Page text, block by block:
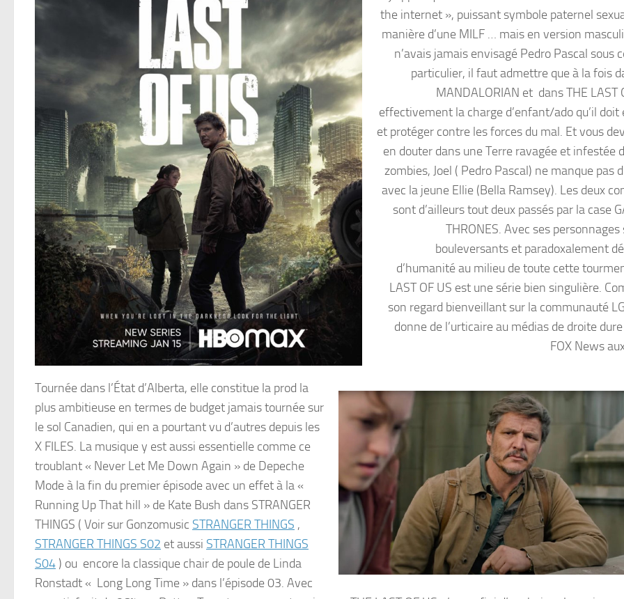
the internet », puissant symbole paternel
manière d’une MILF … mais en version
n’avais jamais envisagé Pedro Pascal sous
particulier, il faut admettre que à la fois
MANDALORIAN et dans THE LAST
effectivement la charge d’enfant/ado qu’il doit
et protéger contre les forces du mal. Et vous
en douter dans une Terre ravagée et infestée
zombies, Joel ( Pedro Pascal) ne manque pas
avec la jeune Ellie (Bella Ramsey). Les deux
sont d’ailleurs tout deux passés par la case
THRONES. Avec ses
bouleversants et paradoxalement
d’humanité au milieu de toute cette
LAST OF US est une série bien singulière.
son regard bienveillant sur la communauté
donne de l’urticaire au médias de droite
FOX News
Tournée dans l’État d’Alberta, elle constitue la prod la
plus ambitieuse en termes de budget jamais tournée sur
le sol Canadien, qui en a pourtant vu d’autres depuis les
X FILES. La musique y est aussi essentielle comme ce
troublant « Never Let Me Down Again » de Depeche
Mode à la fin du premier épisode avec un effet à la «
Running Up That hill » de Kate Bush dans STRANGER
THINGS ( Voir sur Gonzomusic STRANGER THINGS ,
STRANGER THINGS S02 et aussi STRANGER THINGS
S04 ) ou encore la classique chair de poule de Linda
Ronstadt « Long Long Time » dans l’épisode 03. Avec